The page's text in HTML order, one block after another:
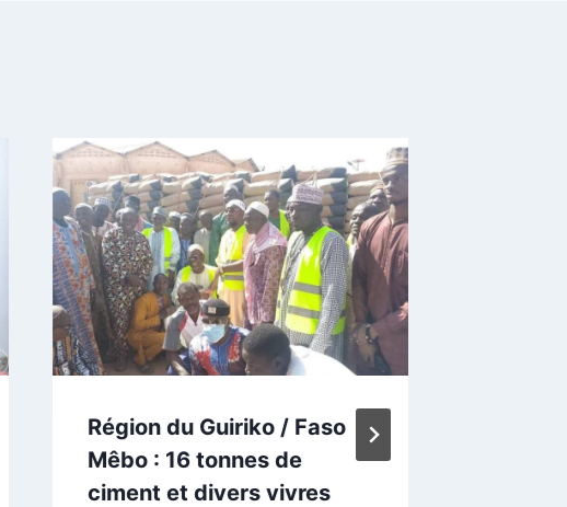
Région du Guiriko / Faso
Mêbo : 16 tonnes de
ciment et divers vivres